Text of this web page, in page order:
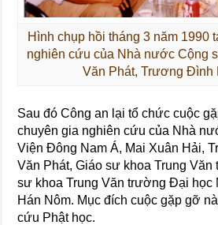
Hình chụp hồi tháng 3 năm
nghiên cứu của Nhà nước Cộng
Văn Phát, Trương Đình
Sau đó Công an lại tổ chức cuộc
chuyên gia nghiên cứu của Nhà
Viện Đông Nam Á, Mai Xuân Hải,
Văn Phát, Giáo sư khoa Trung
sư khoa Trung Văn trường Đại học
Hán Nôm. Mục đích cuộc gặp gỡ
cứu Phật học.